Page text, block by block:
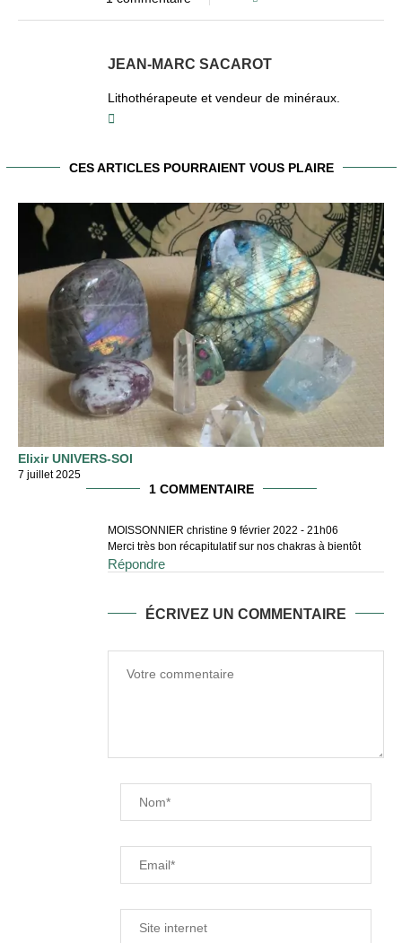
JEAN-MARC SACAROT
Lithothérapeute et vendeur de minéraux.
CES ARTICLES POURRAIENT VOUS PLAIRE
Elixir UNIVERS-SOI
7 juillet 2025
1 COMMENTAIRE
MOISSONNIER christine 9 février 2022 - 21h06
Merci très bon récapitulatif sur nos chakras à bientôt
Répondre
ÉCRIVEZ UN COMMENTAIRE